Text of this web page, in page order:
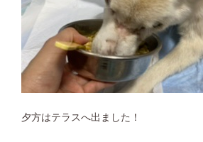
夕方はテラスへ出ました！